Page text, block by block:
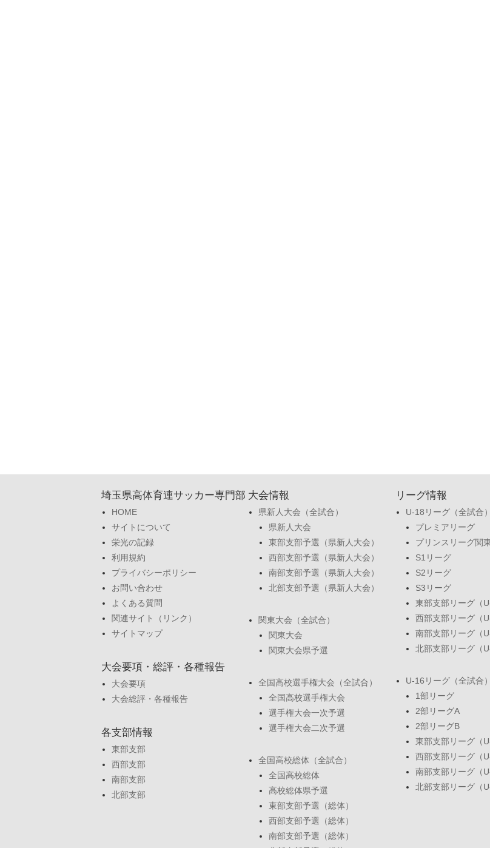
埼玉県高体育連サッカー専門部
HOME
サイトについて
栄光の記録
利用規約
プライバシーポリシー
お問い合わせ
よくある質問
関連サイト（リンク）
サイトマップ
大会要項・総評・各種報告
大会要項
大会総評・各種報告
各支部情報
東部支部
西部支部
南部支部
北部支部
大会情報
県新人大会（全試合）
県新人大会
東部支部予選（県新人大会）
西部支部予選（県新人大会）
南部支部予選（県新人大会）
北部支部予選（県新人大会）
関東大会（全試合）
関東大会
関東大会県予選
全国高校選手権大会（全試合）
全国高校選手権大会
選手権大会一次予選
選手権大会二次予選
全国高校総体（全試合）
全国高校総体
高校総体県予選
東部支部予選（総体）
西部支部予選（総体）
南部支部予選（総体）
リーグ情報
U-18リーグ（全試合）
プレミアリーグ
プリンスリーグ関
S1リーグ
S2リーグ
S3リーグ
東部支部リーグ（
西部支部リーグ（
南部支部リーグ（
北部支部リーグ（
U-16リーグ（全試合）
1部リーグ
2部リーグA
2部リーグB
東部支部リーグ（
西部支部リーグ（
南部支部リーグ（
北部支部リーグ（